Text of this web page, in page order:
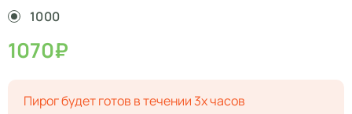
1000
1070₽
Пирог будет готов в течении 3х часов